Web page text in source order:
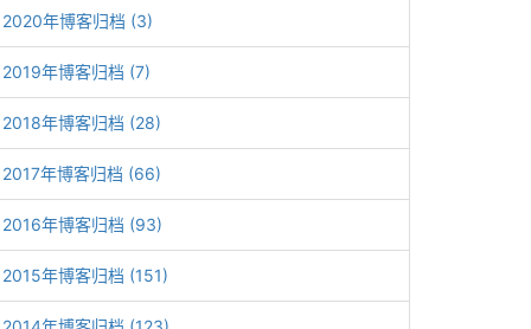
2020年博客归档 (3)
2019年博客归档 (7)
2018年博客归档 (28)
2017年博客归档 (66)
2016年博客归档 (93)
2015年博客归档 (151)